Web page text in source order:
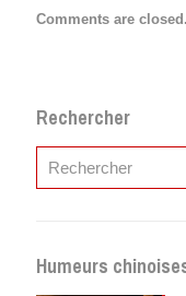
Comments are closed.
Rechercher
Humeurs